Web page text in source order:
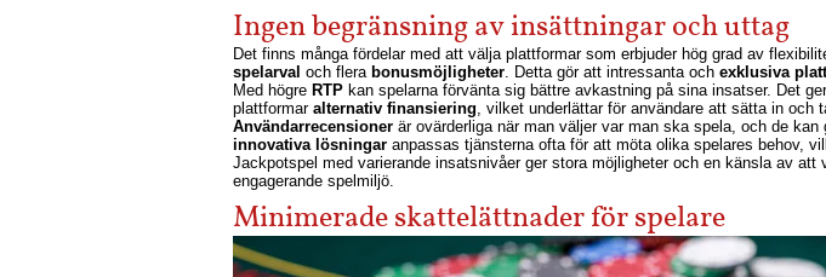
Ingen begränsning av insättningar och uttag
Det finns många fördelar med att välja plattformar som erbjuder hög grad av
spelarval och flera bonusmöjligheter. Detta gör att intressanta och exklusiva
Med högre RTP kan spelarna förvänta sig bättre avkastning på sina insatser. Det
plattformar alternativ finansiering, vilket underlättar för användare att sätta in och
Användarrecensioner är ovärderliga när man väljer var man ska spela, och de
innovativa lösningar anpassas tjänsterna ofta för att möta olika spelares behov,
Jackpotspel med varierande insatsnivåer ger stora möjligheter och en känsla av
engagerande spelmiljö.
Minimerade skattelättnader för spelare